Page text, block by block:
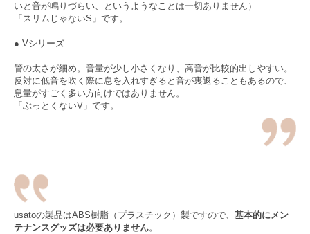
いと音が鳴りづらい、というようなことは一切ありません）
「スリムじゃないS」です。
● Vシリーズ
管の太さが細め。音量が少し小さくなり、高音が比較的出しやすい。
反対に低音を吹く際に息を入れすぎると音が裏返ることもあるので、
息量がすごく多い方向けではありません。
「ぶっとくないV」です。
usatoの製品はABS樹脂（プラスチック）製ですので、 基本的にメン
テナンスグッズは必要ありません。